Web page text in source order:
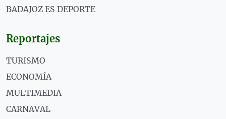
BADAJOZ ES DEPORTE
Reportajes
TURISMO
ECONOMÍA
MULTIMEDIA
CARNAVAL